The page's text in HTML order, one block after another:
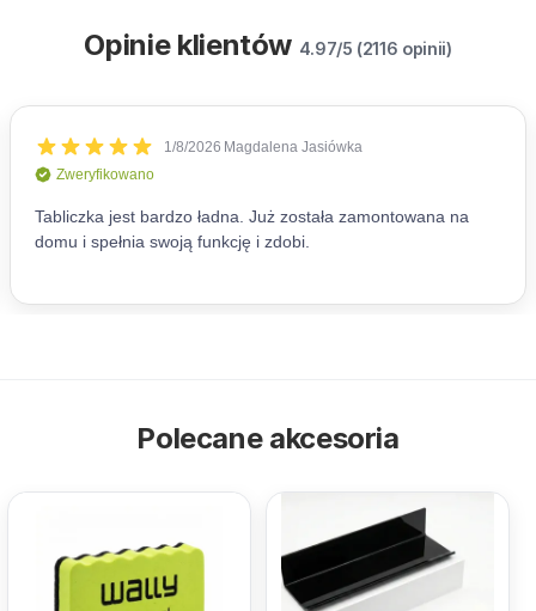
Opinie klientów 4.97/5 (2116 opinii)
Polecane akcesoria